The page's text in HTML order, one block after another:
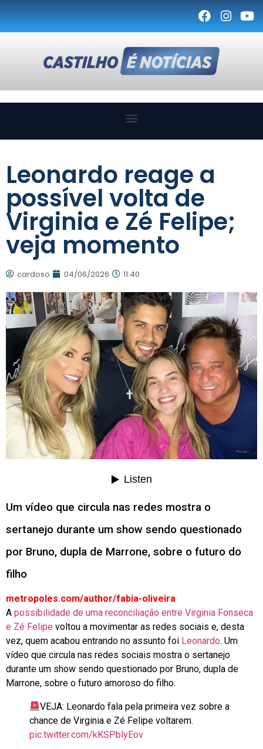
Leonardo reage a
possível volta de
Virginia e Zé Felipe;
veja momento
cardoso 04/06/2026 11:40
Um vídeo que circula nas redes mostra o
sertanejo durante um show sendo questionado
por Bruno, dupla de Marrone, sobre o futuro do
filho
metropoles.com/author/fabia-oliveira
A possibilidade de uma reconciliação entre Virginia Fonseca
e Zé Felipe voltou a movimentar as redes sociais e, desta
vez, quem acabou entrando no assunto foi Leonardo. Um
vídeo que circula nas redes sociais mostra o sertanejo
durante um show sendo questionado por Bruno, dupla de
Marrone, sobre o futuro amoroso do filho.
VEJA: Leonardo fala pela primeira vez sobre a
chance de Virginia e Zé Felipe voltarem.
pic.twitter.com/kKSPblyEov